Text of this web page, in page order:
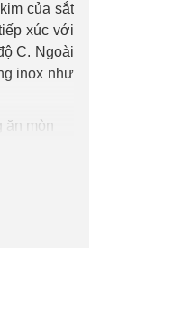
của sắt
xúc với
C. Ngoài
inox như
ăn mòn
phòng.
tại khách